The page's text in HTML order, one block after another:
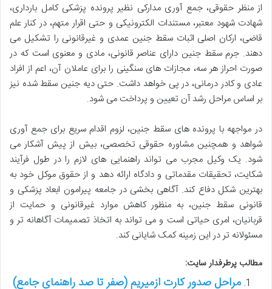
از منظر حقوقی، جمع آوری مدارکی نظیر پرونده پزشکی کامل بارداری،
شهادت شهود معتبر، مستندات الکترونیکی و حتی اقرار متهم، در کنار علم
قاضی، ارکان اصلی اثبات سقط جنین عمدی و غیرقانونی را تشکیل می
دهند. جرم سقط جنین دارای عناصر قانونی، مادی و معنوی است که در
صورت احراز هر سه، مجازات های سنگینی را برای عاملان آن، اعم از افراد
عادی و کادر درمانی، در پی خواهد داشت. حتی دیه جنین سقط شده نیز
بر اساس مراحل رشد آن تعیین و پرداخت می شود.
در مواجهه با پرونده های سقط جنین، لزوم اقدام سریع برای جمع آوری
شواهد و همچنین مشاوره حقوقی تخصصی، بیش از پیش آشکار می
شود. یک وکیل مجرب می تواند راهنمایی های لازم را در طول فرآیند
شکایت، تحقیقات مقدماتی و دادگاه ارائه دهد و از حقوق موکل خود به
بهترین شکل دفاع کند. آگاهی بخشی در جامعه پیرامون ابعاد پزشکی و
قانونی سقط جنین، به منظور کاهش موارد غیرقانونی و حمایت از
قربانیان، امری حیاتی است و می تواند به اتخاذ تصمیمات آگاهانه تر و
مسئولانه تر در این زمینه کمک شایانی کند.
مطالب پرطرفدار سایت:
مراحل صدور کارت ازمیریم (صفر تا صد راهنمای جامع)